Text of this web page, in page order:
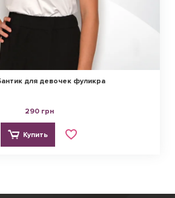
для девочек фуликра
290 грн
Купить